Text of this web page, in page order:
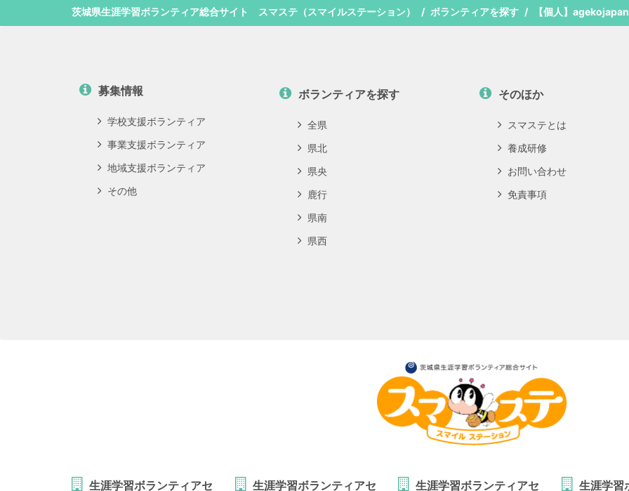
茨城県生涯学習ボランティア総合サイト スマステ（スマイルステーション） ボランティアを探す 【個人】
募集情報
学校支援ボランティア
事業支援ボランティア
地域支援ボランティア
その他
ボランティアを探す
全県
県北
県央
鹿行
県南
県西
そのほか
スマステとは
養成研修
お問い合わせ
免責事項
生涯学習ボランティアセ 生涯学習ボランティアセ 生涯学習ボランティアセ 生涯学習